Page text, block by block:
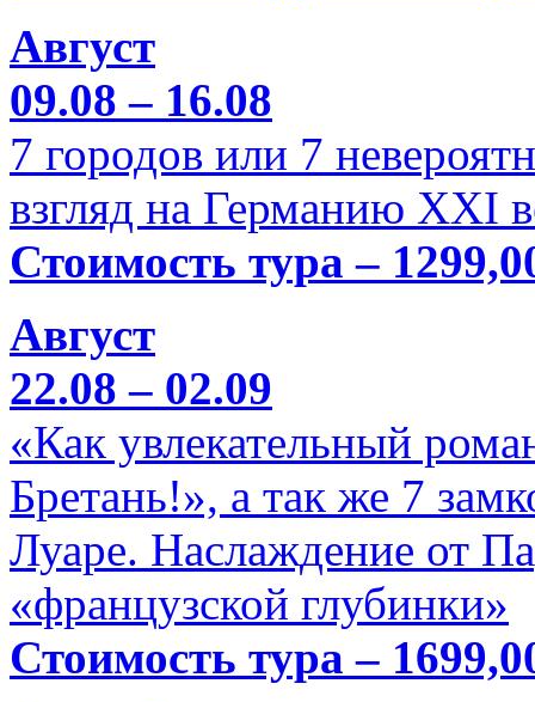
Август
09.08 – 16.08
7 городов или 7
взгляд на Германию XXI
Стоимость тура –
Август
22.08 – 02.09
«Как увлекательный
Бретань!», а так же 7
Луаре. Наслаждение от
«французской глубинки»
Стоимость тура –